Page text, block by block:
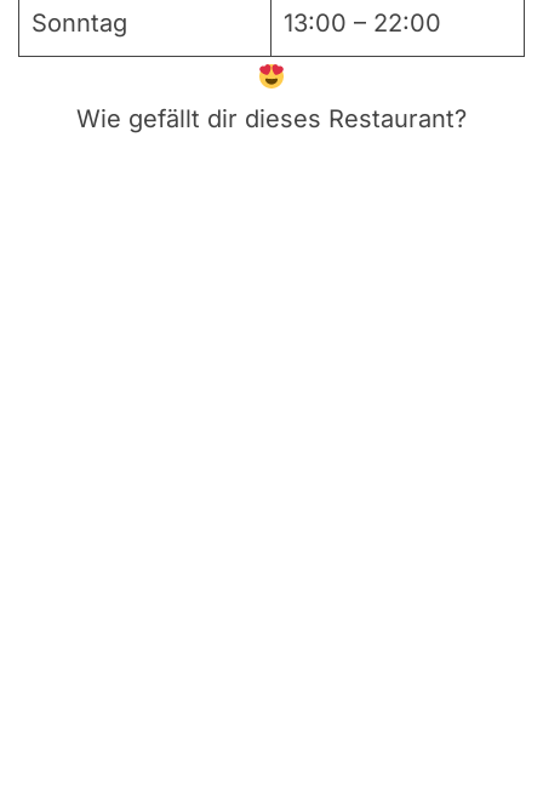
Sonntag 13:00 – 22:00
Wie gefällt dir dieses Restaurant?